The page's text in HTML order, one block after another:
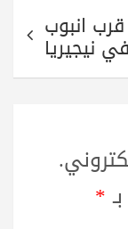
قرب انبوب
نيجيريا
*